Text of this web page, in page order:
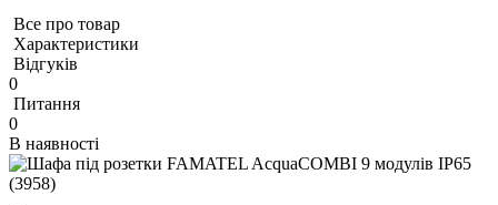
Все про товар
Характеристики
Відгуків
0
Питання
0
В наявності